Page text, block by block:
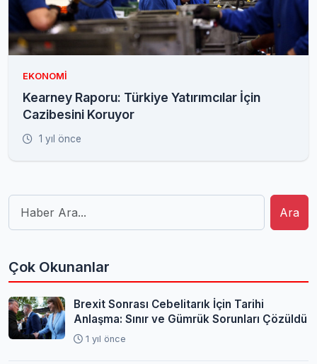
EKONOMI
Kearney Raporu: Türkiye Yatırımcılar İçin
Cazibesini Koruyor
1 yıl önce
Ara
Çok Okunanlar
Brexit Sonrası Cebelitarık İçin Tarihi
Anlaşma: Sınır ve Gümrük Sorunları Çözüldü
1 yıl önce